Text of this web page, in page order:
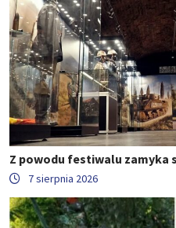
Z powodu festiwalu zamyka
7 sierpnia 2026